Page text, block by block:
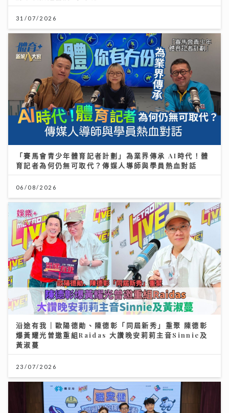
31/07/2026
「賽馬會青少年體育記者計劃」為業界傳承 AI時代！體
育記者為何仍無可取代？傳媒人導師與學員熱血對話
06/08/2026
沿途有我｜歐陽德勛、陳德彰「同屆新秀」重聚 陳德彰
爆黃耀光曾邀重組Raidas 大讚晚安莉莉主音Sinnie及
黃淑蔓
23/07/2026